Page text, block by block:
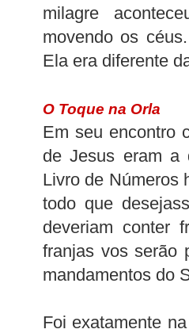
milagre
movendo os
Ela era diferente
O Toque na Orla
Em seu encontro
de Jesus eram a
Livro de Números
todo que
deveriam conter
franjas vos serão
mandamentos do
Foi exatamente